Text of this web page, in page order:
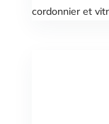
cordonnier et